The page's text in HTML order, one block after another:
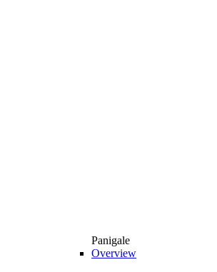
Panigale
Overview